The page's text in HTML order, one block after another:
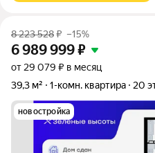
8 223 528₽ –15%
6 989 999₽
от 29 079 ₽ в месяц
39,3 м²
1-комн. квартира 20
новостройка